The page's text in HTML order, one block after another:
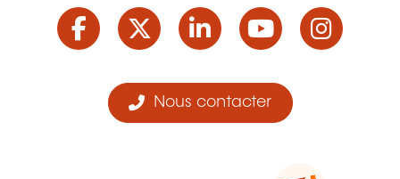
Facebook
TwitterLinkedInYouTube
Nous contacter